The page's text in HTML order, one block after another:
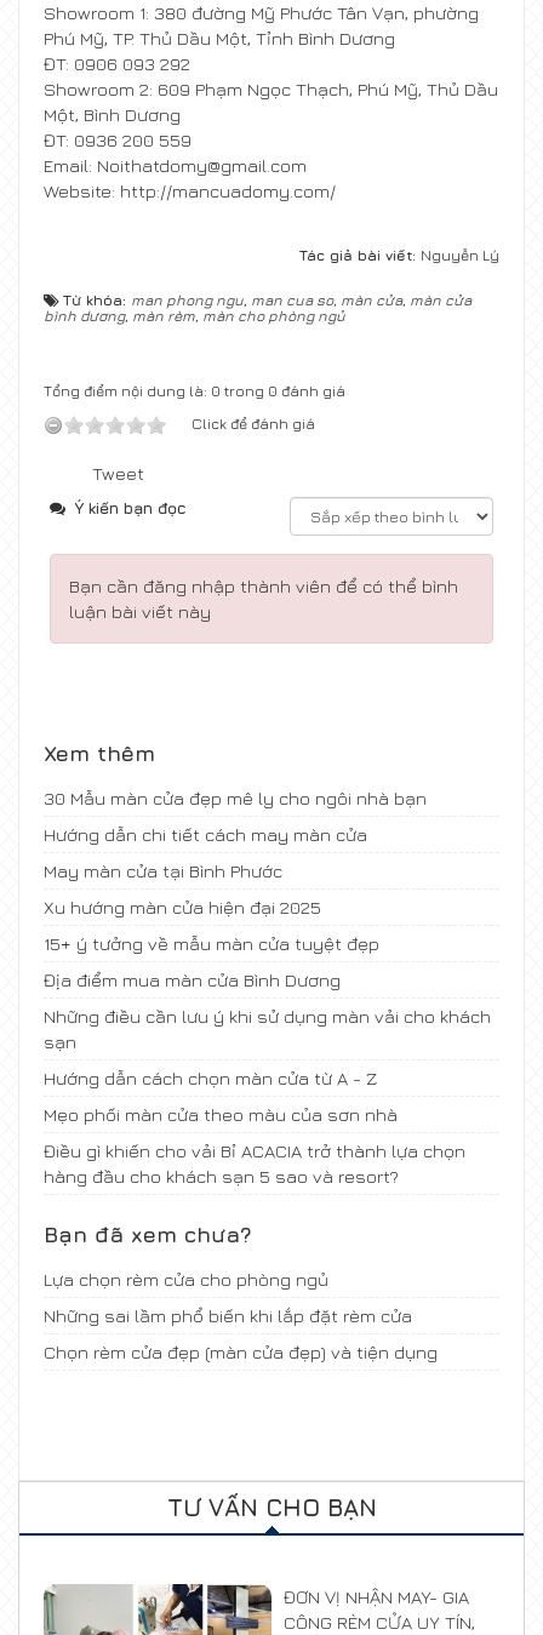
Showroom 1: 380 đường Mỹ Phước Tân Vạn, phường
Phú Mỹ, TP. Thủ Dầu Một, Tỉnh Bình Dương
ĐT: 0906 093 292
Showroom 2: 609 Phạm Ngọc Thạch, Phú Mỹ, Thủ Dầu
Một, Bình Dương
ĐT: 0936 200 559
Email: Noithatdomy@gmail.com
Website: http://mancuadomy.com/
Tác giả bài viết: Nguyễn Lý
Từ khóa: man phong ngu man cua so, màn cửa, màn cửa
bình dương, màn rèm màn cho phòng ngủ
Tổng điểm nội dung là: 0 trong 0 đánh giá
Click để đánh giá
Tweet
Ý kiến bạn đọc
Bạn cần đăng nhập thành viên để có thể bình
luận bài viết này
Xem thêm
30 Mẫu màn cửa đẹp mê ly cho ngôi nhà bạn
Hướng dẫn chi tiết cách may màn cửa
May màn cửa tại Bình Phước
Xu hướng màn cửa hiện đại 2025
15+ ý tưởng về mẫu màn cửa tuyệt đẹp
Địa điểm mua màn cửa Bình Dương
Những điều cần lưu ý khi sử dụng màn vải cho khách
sạn
Hướng dẫn cách chọn màn cửa từ A - Z
Mẹo phối màn cửa theo màu của sơn nhà
Điều gì khiến cho vải Bỉ ACACIA trở thành lựa chọn
hàng đầu cho khách sạn 5 sao và resort?
Bạn đã xem chưa?
Lựa chọn rèm cửa cho phòng ngủ
Những sai lầm phổ biến khi lắp đặt rèm cửa
Chọn rèm cửa đẹp (màn cửa đẹp) và tiện dụng
TƯ VẤN CHO BẠN
ĐƠN VỊ NHẬN MAY- GIA
CÔNG RÈM CỬA UY TÍN,